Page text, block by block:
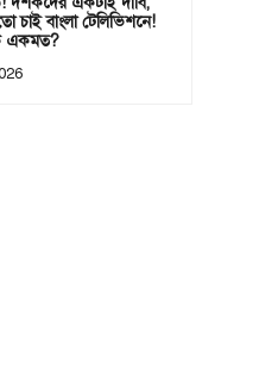
চাই বাংলা টেলিভিশনে!
একমত?